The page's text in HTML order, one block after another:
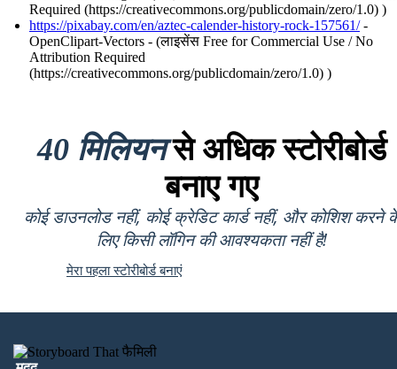
Required (https://creativecommons.org/publicdomain/zero/1.0) )
https://pixabay.com/en/aztec-calender-history-rock-157561/-
OpenClipart-Vectors - (लाइसेंस Free for Commercial Use / No
Attribution Required
(https://creativecommons.org/publicdomain/zero/1.0) )
40 मिलियनसे अधिक स्टोरीबोर्ड
बनाए गए
कोई डाउनलोड नहीं, कोई क्रेडिट कार्ड नहीं, और कोशिश करने
लिए किसी लॉगिन की आवश्यकता नहीं है!
मेरा पहला स्टोरीबोर्ड बनाएं